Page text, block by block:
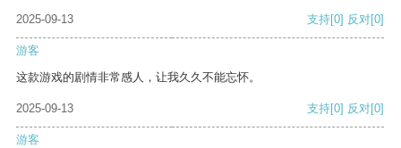
2025-09-13 支持[0] 反对[0]
游客
这款游戏的剧情非常感人，让我久久不能忘怀。
2025-09-13 支持[0] 反对[0]
游客